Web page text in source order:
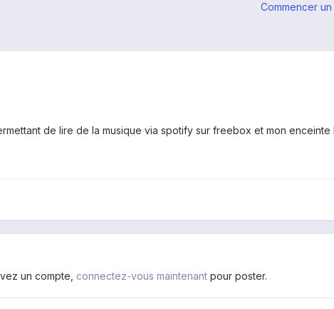
Commencer
de lire de la musique via spotify sur freebox et mon enceinte
un compte, connectez-vous maintenant pour poster.